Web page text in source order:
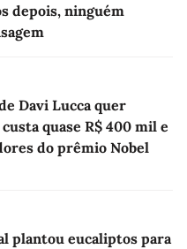
depois, ninguém
Davi Lucca quer
quase R$ 400 mil e
do prêmio Nobel
plantou eucaliptos para